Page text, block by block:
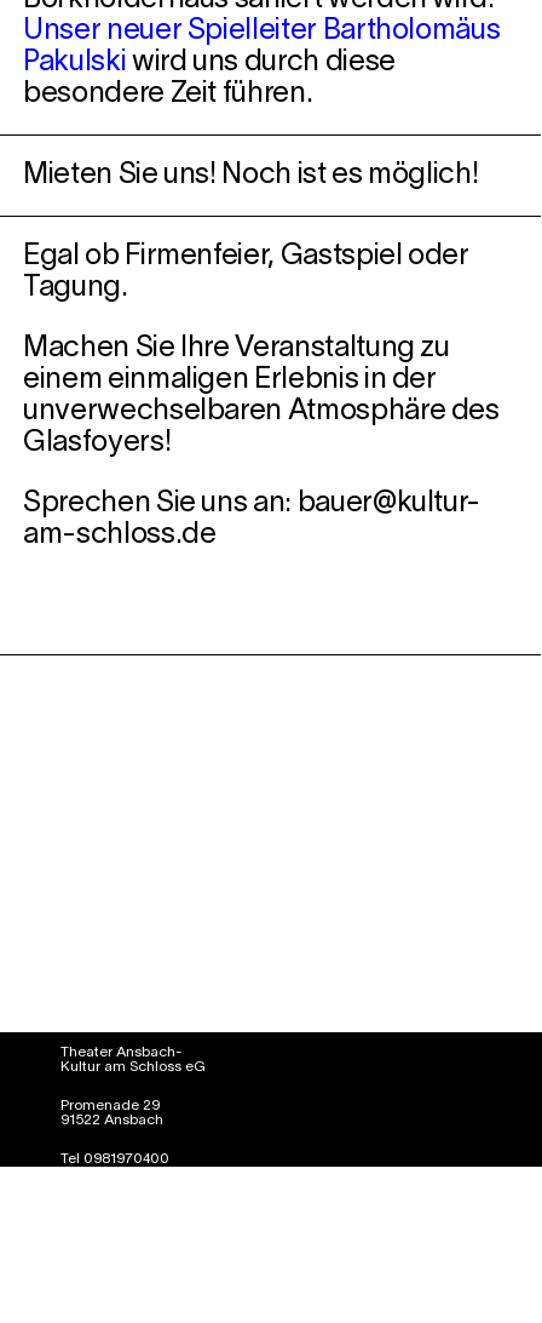
Unser neuer Spielleiter Bartholomäus
Pakulski wird uns durch diese
besondere Zeit führen.
Mieten Sie uns! Noch ist es möglich!
Egal ob Firmenfeier, Gastspiel oder
Tagung.
Machen Sie Ihre Veranstaltung zu
einem einmaligen Erlebnis in der
unverwechselbaren Atmosphäre des
Glasfoyers!
Sprechen Sie uns an: bauer@kultur-
am-schloss.de
Theater Ansbach-
Kultur am Schloss eG
Promenade 29
91522 Ansbach
Tel 0981970400